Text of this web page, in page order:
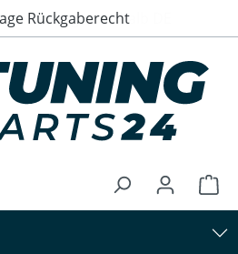
Rückgaberecht